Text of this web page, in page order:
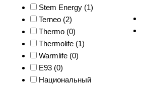
Stem Energy (1)
Terneo (2)
Thermo (0)
Thermolife (1)
Warmlife (0)
Е93 (0)
Национальный